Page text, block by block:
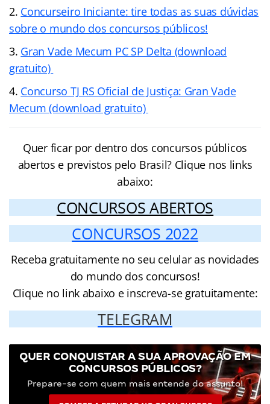
Concurseiro Iniciante: tire todas as suas dúvidas
sobre o mundo dos concursos públicos!
Gran Vade Mecum PC SP Delta (download
gratuito)
Concurso TJ RS Oficial de Justiça: Gran Vade
Mecum (download gratuito)
Quer ficar por dentro dos concursos públicos
abertos e previstos pelo Brasil? Clique nos links
abaixo:
CONCURSOS ABERTOS
CONCURSOS 2022
Receba gratuitamente no seu celular as novidades
do mundo dos concursos!
Clique no link abaixo e inscreva-se gratuitamente:
TELEGRAM
QUER CONQUISTAR A SUA APROVAÇÃO EM
CONCURSOS PÚBLICOS?
Prepare-se com quem mais entende do assunto!